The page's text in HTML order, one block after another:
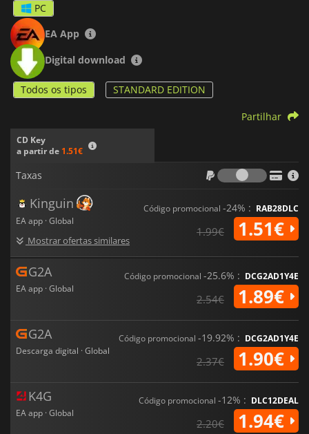
PC
EA App
Digital download
Todos os tipos STANDARD EDITION
CD Key
a partir de 1.51€
Partilhar
Taxas
Taxas
Kinguin
EA app · Global
Mostrar ofertas similares
Código promocional -24% : RAB28DLC
1.99€ 1.51€
G2A
EA app · Global
Código promocional -25.6% : DCG2AD1Y4E
2.54€ 1.89€
G2A
Descarga digital · Global
Código promocional -19.92% : DCG2AD1Y4E
2.37€ 1.90€
K4G
EA app · Global
Código promocional -12% : DLC12DEAL
2.20€ 1.94€